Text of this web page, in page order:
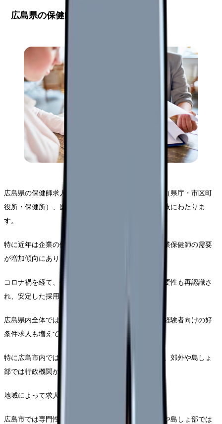
広島県の保健師求人市場の全体像
広島県の保健師求人市場は、2025年現在、行政機関（県庁・市区町
役所・保健所）、医療機関、企業、福祉施設など多岐にわたりま
す。
特に近年は企業の健康経営への注目度が高まり、産業保健師の需要
が増加傾向にあります。
コロナ禍を経て、保健所や行政機関での保健師の重要性も再認識さ
れ、安定した採用枠が維持されています。
広島県内全体では年間約100〜150件の求人があり、経験者向けの好
条件求人も増えています。
特に広島市内では医療機関や企業からの募集が多く、郊外や島しょ
部では行政機関からの求人が中心となっています。
地域によって求人の特性は大きく異なります。
広島市では専門性を活かした職場が多い一方、郊外や島しょ部では